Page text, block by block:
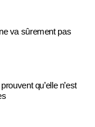
va sûrement pas
qu’elle n’est